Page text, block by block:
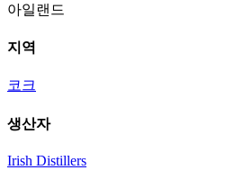
아일랜드
지역
코크
생산자
Irish Distillers